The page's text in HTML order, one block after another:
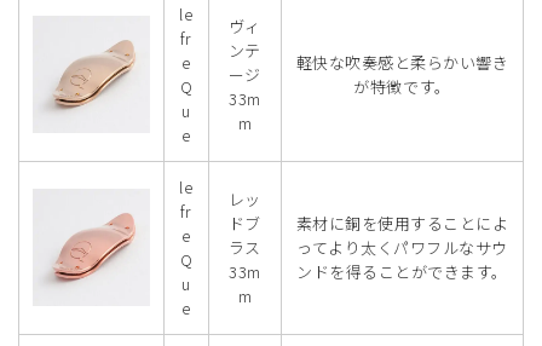
le
fr
e
Q
u
e
ヴィ
ンテ
ージ
33m
m
軽快な吹奏感と柔らかい響き
が特徴です。
le
fr
e
Q
u
e
レッ
ドブ
ラス
33m
m
素材に銅を使用することによ
ってより太くパワフルなサウ
ンドを得ることができます。